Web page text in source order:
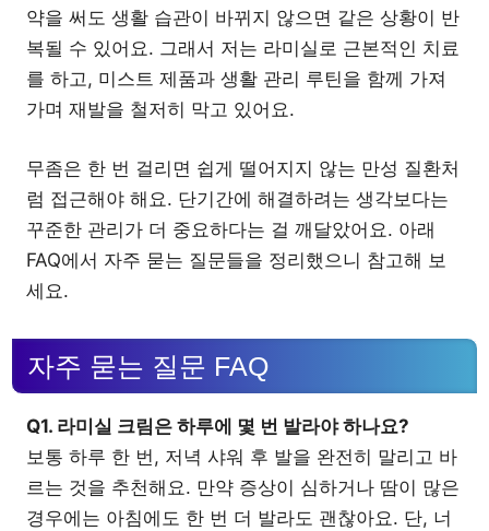
약을 써도 생활 습관이 바뀌지 않으면 같은 상황이 반
복될 수 있어요. 그래서 저는 라미실로 근본적인 치료
를 하고, 미스트 제품과 생활 관리 루틴을 함께 가져
가며 재발을 철저히 막고 있어요.
무좀은 한 번 걸리면 쉽게 떨어지지 않는 만성 질환처
럼 접근해야 해요. 단기간에 해결하려는 생각보다는
꾸준한 관리가 더 중요하다는 걸 깨달았어요. 아래
FAQ에서 자주 묻는 질문들을 정리했으니 참고해 보
세요.
자주 묻는 질문 FAQ
Q1. 라미실 크림은 하루에 몇 번 발라야 하나요?
보통 하루 한 번, 저녁 샤워 후 발을 완전히 말리고 바
르는 것을 추천해요. 만약 증상이 심하거나 땀이 많은
경우에는 아침에도 한 번 더 발라도 괜찮아요. 단, 너